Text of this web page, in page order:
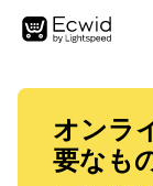
オンラ
要なも